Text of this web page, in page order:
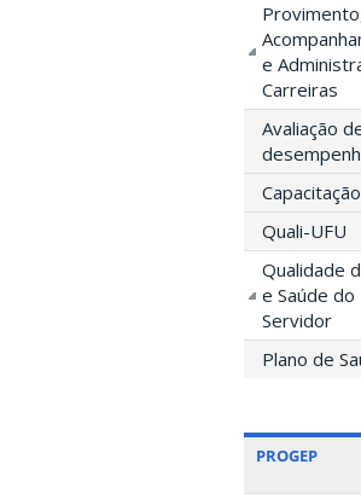
e
Carreiras
Avaliação
Capacitação
Quali-UFU
Qualidade
e Saúde do
Servidor
Plano de
PROGEP